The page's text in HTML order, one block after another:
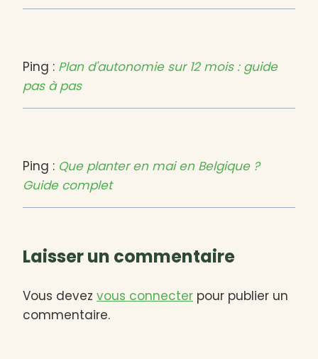
Ping : Plan d'autonomie sur 12 mois : guide
pas à pas
Ping : Que planter en mai en Belgique ?
Guide complet
Laisser un commentaire
Vous devez vous connecter pour publier un
commentaire.